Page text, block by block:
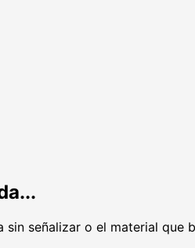
sin señalizar o el material